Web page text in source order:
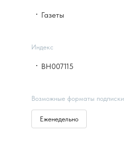
Газеты
Индекс
ВН007115
Возможные форматы подписки
Еженедельно